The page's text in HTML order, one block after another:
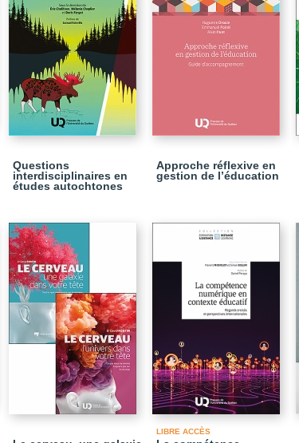
Questions
interdisciplinaires en
études autochtones
Approche réflexive en
gestion de l’éducation
LIBRE ACCÈS